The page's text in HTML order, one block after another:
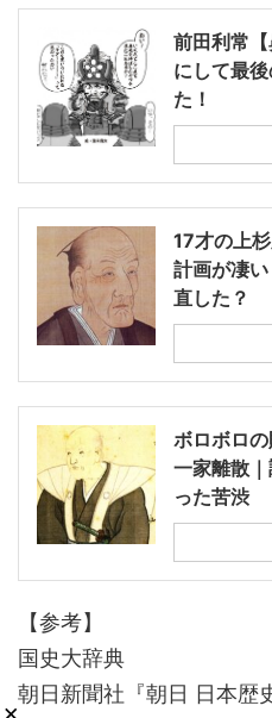
前田利常
にして最
た！
17才の上
計画が凄
直した？
ボロボロ
一家離散
った苦渋
【参考】
国史大辞典
朝日新聞社『朝日 日本歴